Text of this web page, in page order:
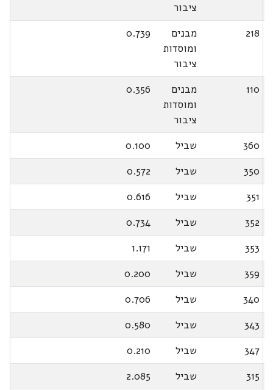
ציבור
218
מבנים
ומוסדות
ציבור
0.739
110
מבנים
ומוסדות
ציבור
0.356
360 שביל
0.100
350
שביל
0.572
351
שביל
0.616
352
שביל
0.734
353
שביל
1.171
359
שביל
0.200
340
שביל
0.706
343
שביל
0.580
347
שביל
0.210
315
שביל 2.085